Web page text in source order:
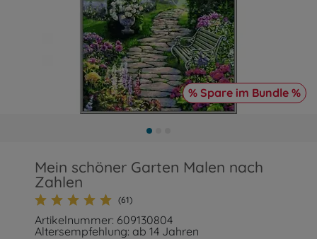
% Spare im Bundle %
Mein schöner Garten Malen nach
Zahlen
(61)
Artikelnummer: 609130804
Altersempfehlung: ab 14 Jahren